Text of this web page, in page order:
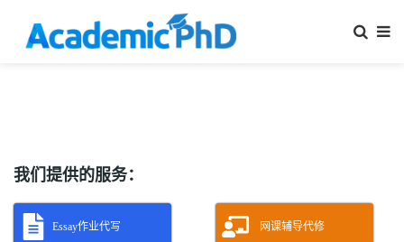
我们提供的服务：
Essay作业代写 网课辅导代修